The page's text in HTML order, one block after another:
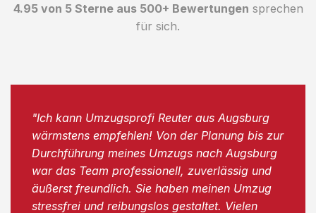
4.95 von 5 Sterne aus 500+ Bewertungen sprechen
für sich.
"Ich kann Umzugsprofi Reuter aus Augsburg
wärmstens empfehlen! Von der Planung bis zur
Durchführung meines Umzugs nach Augsburg
war das Team professionell, zuverlässig und
äußerst freundlich. Sie haben meinen Umzug
stressfrei und reibungslos gestaltet. Vielen